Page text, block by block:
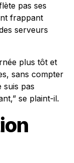
pas ses
frappant
serveurs
plus tôt et
sans compter
suis pas
se plaint-il.